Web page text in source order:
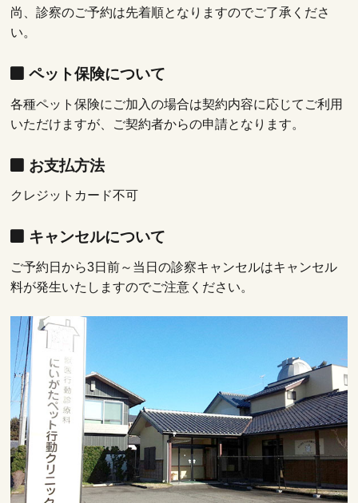
尚、診察のご予約は先着順となりますのでご了承くださ
い。
ペット保険について
各種ペット保険にご加入の場合は契約内容に応じてご利用
いただけますが、ご契約者からの申請となります。
お支払方法
クレジットカード不可
キャンセルについて
ご予約日から3日前～当日の診察キャンセルはキャンセル
料が発生いたしますのでご注意ください。